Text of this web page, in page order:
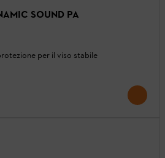
SOUND PA
per il viso stabile